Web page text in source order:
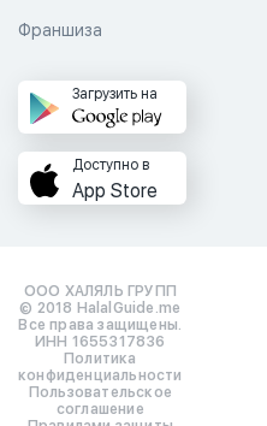
Франшиза
Загрузить на
Доступно в
App Store
ООО ХАЛЯЛЬ ГРУПП
© 2018 HalalGuide.me
Все права защищены.
ИНН 1655317836
Политика
конфиденциальности
Пользовательское
соглашение